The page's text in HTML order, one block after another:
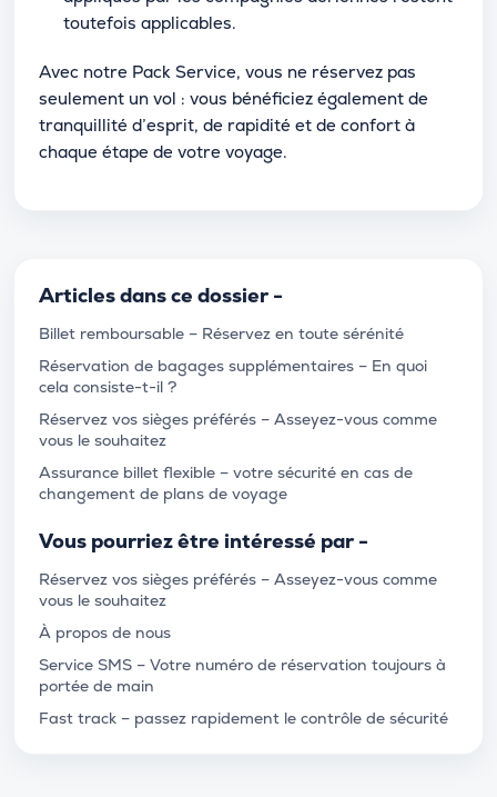
toutefois applicables.
Avec notre Pack Service, vous ne réservez pas
seulement un vol : vous bénéficiez également de
tranquillité d’esprit, de rapidité et de confort à
chaque étape de votre voyage.
Articles dans ce dossier -
Billet remboursable – Réservez en toute sérénité
Réservation de bagages supplémentaires – En quoi
cela consiste-t-il ?
Réservez vos sièges préférés – Asseyez-vous comme
vous le souhaitez
Assurance billet flexible – votre sécurité en cas de
changement de plans de voyage
Vous pourriez être intéressé par -
Réservez vos sièges préférés – Asseyez-vous comme
vous le souhaitez
À propos de nous
Service SMS – Votre numéro de réservation toujours à
portée de main
Fast track – passez rapidement le contrôle de sécurité